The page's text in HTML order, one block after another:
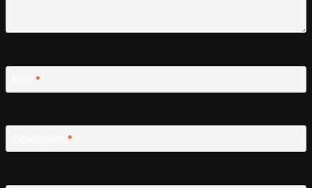
*
*